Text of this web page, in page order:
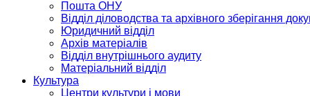
Пошта ОНУ
Відділ діловодства та архівного зберігання
Юридичний відділ
Архів матеріалів
Відділ внутрішнього аудиту
Матеріальний відділ
Культура
Центри культури і мови